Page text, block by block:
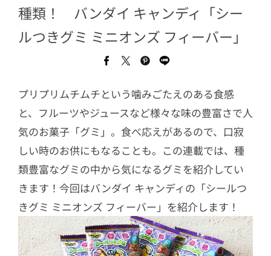
種類！ バンダイ キャンディ「シー
ルつきグミ ミニオンズ フィーバー」
プリプリムチムチという噛みごたえのある食感
と、フルーツやジュースなど様々な味の豊富さで人
気のお菓子「グミ」。食べ応えがあるので、口寂
しい時のお供にもなることも。この連載では、種
類豊富なグミの中から気になるグミを紹介してい
きます！今回はバンダイ キャンディの「シールつ
きグミ ミニオンズ フィーバー」を紹介します！